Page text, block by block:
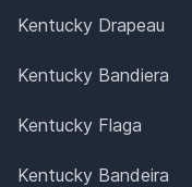
Kentucky Drapeau
Kentucky Bandiera
Kentucky Flaga
Kentucky Bandeira